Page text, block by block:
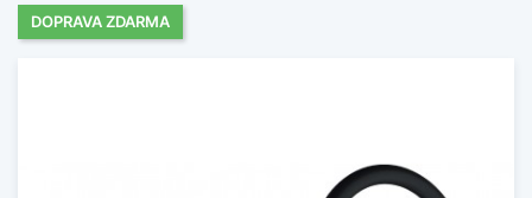
DOPRAVA ZDARMA